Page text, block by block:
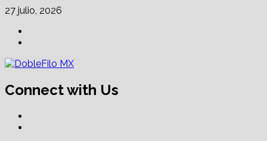
Skip
content
27 julio, 2026
Connect with Us